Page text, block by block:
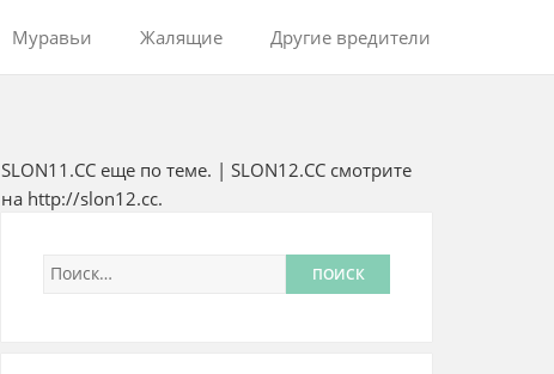
Муравьи Жалящие Другие вредители
SLON11.CC еще по теме. | SLON12.CC смотрите
на http://slon12.cc.